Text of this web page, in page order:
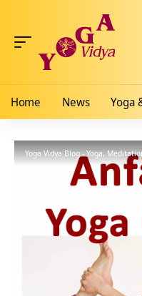
Home News Yoga
Yoga Vidya Blog - Yoga,